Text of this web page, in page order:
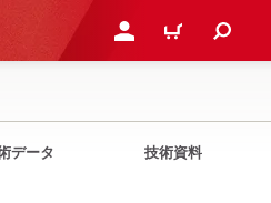
ログイン・新規オンライ
カート
データ 技術資料